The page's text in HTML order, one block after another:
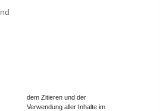
dem Zitieren und der
Verwendung aller Inhalte im